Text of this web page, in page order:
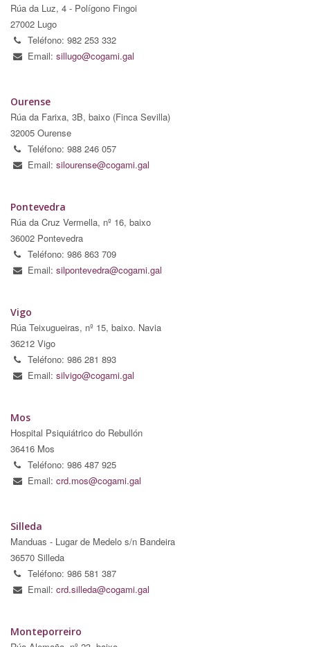
Rúa da Luz, 4 - Polígono Fingoi
27002 Lugo
Teléfono: 982 253 332
Email: sillugo@cogami.gal
Ourense
Rúa da Farixa, 3B, baixo (Finca Sevilla)
32005 Ourense
Teléfono: 988 246 057
Email: silourense@cogami.gal
Pontevedra
Rúa da Cruz Vermella, nº 16, baixo
36002 Pontevedra
Teléfono: 986 863 709
Email: silpontevedra@cogami.gal
Vigo
Rúa Teixugueiras, nº 15, baixo. Navia
36212 Vigo
Teléfono: 986 281 893
Email: silvigo@cogami.gal
Mos
Hospital Psiquiátrico do Rebullón
36416 Mos
Teléfono: 986 487 925
Email: crd.mos@cogami.gal
Silleda
Manduas - Lugar de Medelo s/n Bandeira
36570 Silleda
Teléfono: 986 581 387
Email: crd.silleda@cogami.gal
Monteporreiro